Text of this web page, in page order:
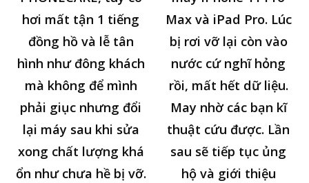
hơi mất tận 1 tiếng
đồng hồ và lễ tân
hình như đông khách
mà không để mình
phải giục nhưng đổi
lại máy sau khi sửa
xong chất lượng khá
ổn như chưa hề bị vỡ.
Max và iPad Pro. Lúc
bị rơi vỡ lại còn vào
nước cứ nghĩ hỏng
rồi, mất hết dữ liệu.
May nhờ các bạn kĩ
thuật cứu được. Lần
sau sẽ tiếp tục ủng
hộ và giới thiệu